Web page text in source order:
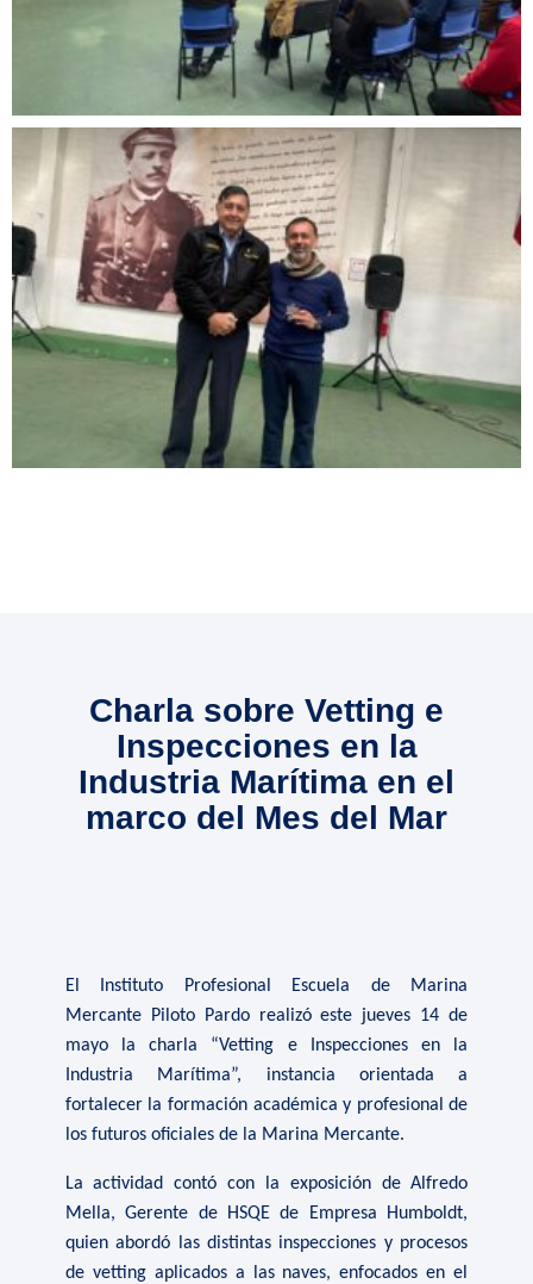
Charla sobre Vetting e
Inspecciones en la
Industria Marítima en el
marco del Mes del Mar
El Instituto Profesional Escuela de Marina
Mercante Piloto Pardo realizó este jueves 14 de
mayo la charla “Vetting e Inspecciones en la
Industria Marítima”, instancia orientada a
fortalecer la formación académica y profesional de
los futuros oficiales de la Marina Mercante.
La actividad contó con la exposición de Alfredo
Mella, Gerente de HSQE de Empresa Humboldt,
quien abordó las distintas inspecciones y procesos
de vetting aplicados a las naves, enfocados en el